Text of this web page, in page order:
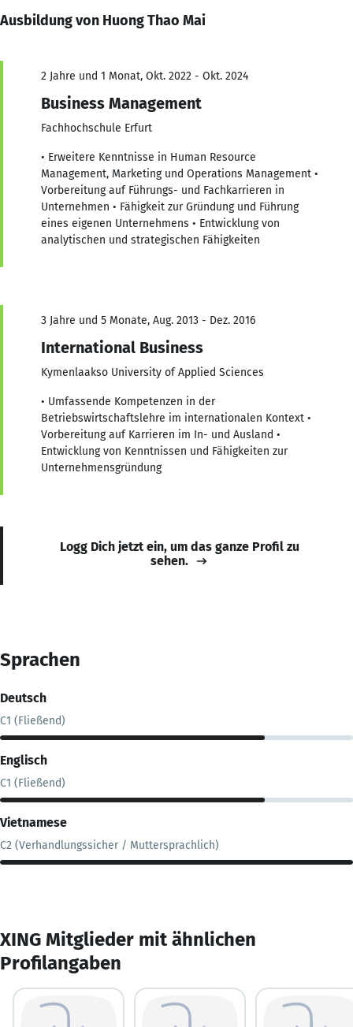
Ausbildung von Huong Thao Mai
2 Jahre und 1 Monat, Okt. 2022 - Okt. 2024
Business Management
Fachhochschule Erfurt
• Erweitere Kenntnisse in Human Resource
Management, Marketing und Operations Management •
Vorbereitung auf Führungs- und Fachkarrieren in
Unternehmen • Fähigkeit zur Gründung und Führung
eines eigenen Unternehmens • Entwicklung von
analytischen und strategischen Fähigkeiten
3 Jahre und 5 Monate, Aug. 2013 - Dez. 2016
International Business
Kymenlaakso University of Applied Sciences
• Umfassende Kompetenzen in der
Betriebswirtschaftslehre im internationalen Kontext •
Vorbereitung auf Karrieren im In- und Ausland •
Entwicklung von Kenntnissen und Fähigkeiten zur
Unternehmensgründung
Logg Dich jetzt ein, um das ganze Profil zu
sehen.
Sprachen
Deutsch
C1 (Fließend)
Englisch
C1 (Fließend)
Vietnamese
C2 (Verhandlungssicher / Muttersprachlich)
XING Mitglieder mit ähnlichen
Profilangaben